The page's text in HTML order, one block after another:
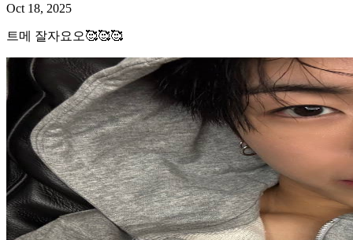
Oct 18, 2025
트메 잘자요오🥰🥰🥰